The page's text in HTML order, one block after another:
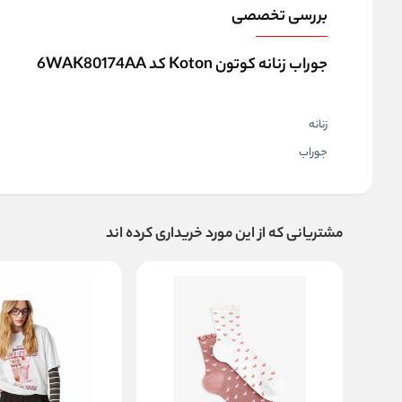
بررسی تخصصی
جوراب زنانه کوتون Koton کد 6WAK80174AA
زنانه
جوراب
مشتریانی که از این مورد خریداری کرده اند